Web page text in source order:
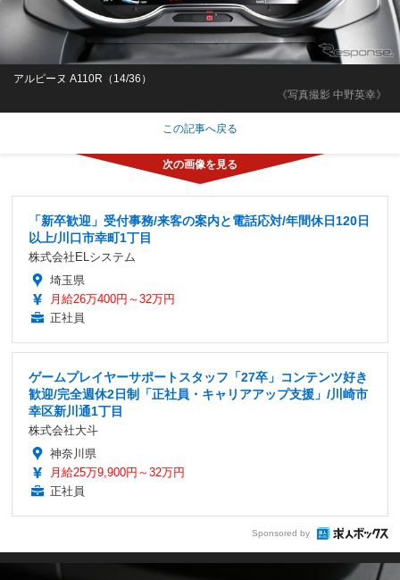
《写真撮影 中野英幸》
アルピーヌ A110R（14/36）
この記事へ戻る
「新卒歓迎」受付事務/来客の案内と電話応対/年間休日120日
以上/川口市幸町1丁目
株式会社ELシステム
埼玉県
月給26万400円～32万円
正社員
ゲームプレイヤーサポートスタッフ「27卒」コンテンツ好き
歓迎/完全週休2日制「正社員・キャリアアップ支援」/川崎市
幸区新川通1丁目
株式会社大斗
神奈川県
月給25万9,900円～32万円
正社員
Sponsored by